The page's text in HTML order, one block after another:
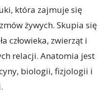
która zajmuje się
żywych. Skupia się
człowieka, zwierząt i
relacji. Anatomia jest
biologii, fizjologii i